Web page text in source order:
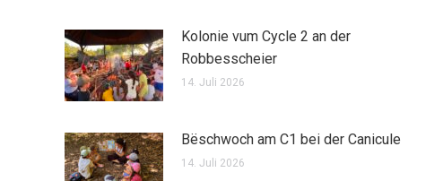
Kolonie vum Cycle 2 an der
Robbesscheier
14. Juli 2026
Bëschwoch am C1 bei der Canicule
14. Juli 2026